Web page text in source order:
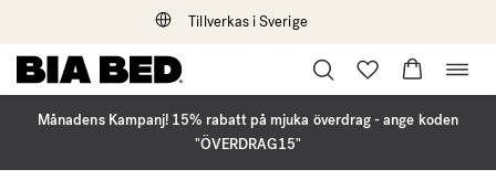
Tillverkas i Sverige
Hoppa
till
innehåll
Månadens Kampanj! 15% rabatt på mjuka överdrag - ange koden
"ÖVERDRAG15"